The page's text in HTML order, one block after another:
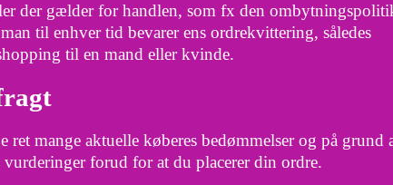
der gælder for handlen, som fx den
til enhver tid bevarer ens ordrekvittering, således
til en mand eller kvinde.
mange aktuelle køberes bedømmelser og på grund
forud for at du placerer din ordre.